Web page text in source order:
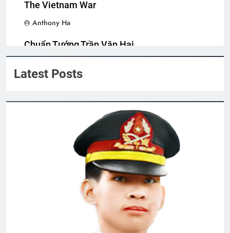
3 Years Ago
CÓ MỘT TÌNH YÊU ĐẸP NHƯ SON
3 Years Ago
Mùa Hè Đỏ Lửa
2 Years Ago
Tướng Nguyễn Vĩnh Nghi K5 Flipbook
1 Year Ago
The Vietnam War
Anthony Ha
Chuẩn Tướng Trần Văn Hai
Latest Posts